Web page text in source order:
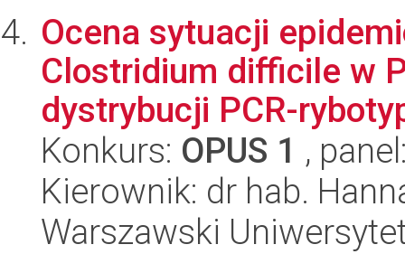
Ocena sytuacji
Clostridium difficile w
dystrybucji PCR-
Konkurs: OPUS 1 ,
Kierownik: dr hab.
Warszawski